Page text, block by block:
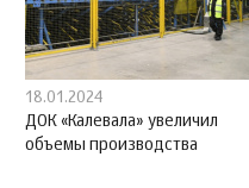
18.01.2024
ДОК «Калевала» увеличил
объемы производства